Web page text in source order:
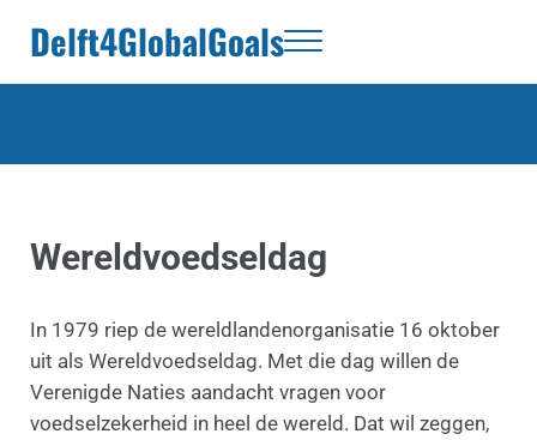
Delft4GlobalGoals Menu
Wereldvoedseldag
In 1979 riep de wereldlandenorganisatie 16 oktober
uit als Wereldvoedseldag. Met die dag willen de
Verenigde Naties aandacht vragen voor
voedselzekerheid in heel de wereld. Dat wil zeggen,